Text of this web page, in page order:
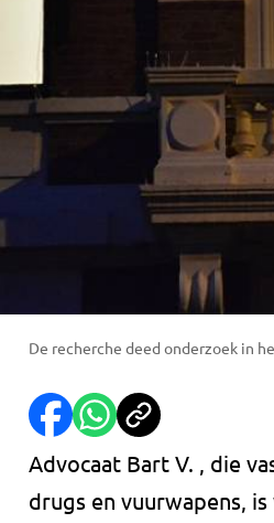
De recherche deed onderzoek in
Advocaat Bart V. , die
drugs en vuurwapens,